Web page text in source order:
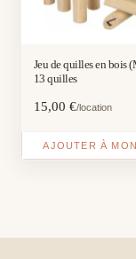
Jeu de quilles en bois
13 quilles
15,00 €/location
AJOUTER À